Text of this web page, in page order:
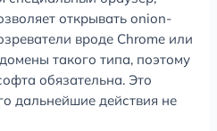
открывать onion-
вроде Chrome или
такого типа, поэтому
обязательна. Это
дальнейшие действия не